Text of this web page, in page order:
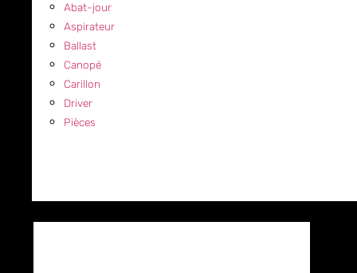
Abat-jour
Aspirateur
Ballast
Canopé
Carillon
Driver
Pièces